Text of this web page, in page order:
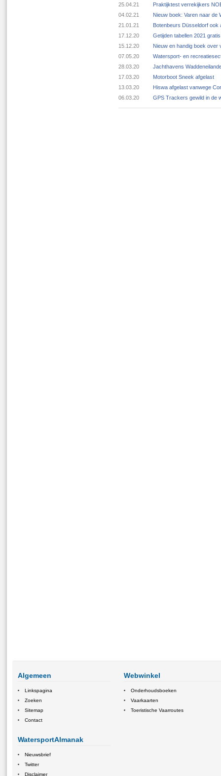
25.04.21
Praktijktest verrekijkers
04.02.21
Nieuw boek: Varen naar de
21.01.21
Botenbeurs Düsseldorf ook
17.12.20
Getijden tabellen 2021
15.12.20
Nieuw en handig boek over
07.05.20
Watersport- en
28.03.20
Jachthavens
17.03.20
Motorboot Sneek afgelast
13.03.20
Hiswa afgelast vanwege
06.03.20
GPS Trackers gewild in de
Algemeen
Linkspagina
Zoeken
Sitemap
Contact
WatersportAlmanak
Nieuwsbrief
Twitter
Disclaimer
Webwinkel
Onderhoudsboeken
Vaarkaarten
Toeristische Vaarroutes